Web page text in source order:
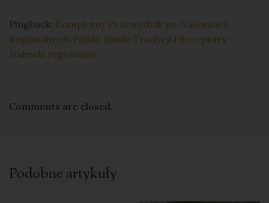
Pingback: Kompletny Przewodnik po Nalewkach
Regionalnych Polski: Smaki Tradycji i Receptury -
Nalewki regionalne
Comments are closed.
Podobne artykuły